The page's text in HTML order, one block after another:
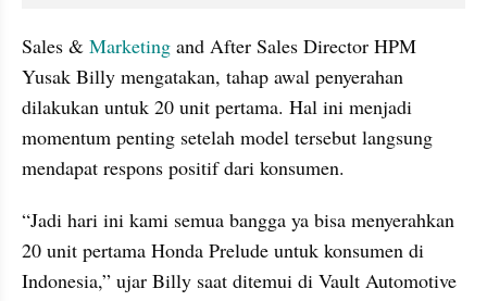
Sales & Marketing and After Sales Director HPM
Yusak Billy mengatakan, tahap awal penyerahan
dilakukan untuk 20 unit pertama. Hal ini menjadi
momentum penting setelah model tersebut langsung
mendapat respons positif dari konsumen.
“Jadi hari ini kami semua bangga ya bisa menyerahkan
20 unit pertama Honda Prelude untuk konsumen di
Indonesia,” ujar Billy saat ditemui di Vault Automotive